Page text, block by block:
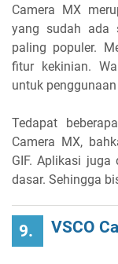
Camera MX
yang sudah ada
paling populer.
fitur kekinian.
untuk
Tedapat
Camera MX,
GIF. Aplikasi
dasar. Sehingga
9. VSCO